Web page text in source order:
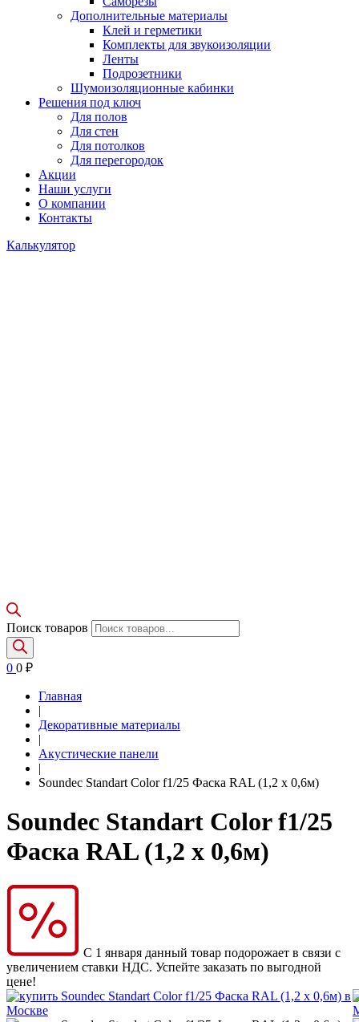
Дополнительные материалы
Клей и герметики
Комплекты для звукоизоляции
Ленты
Подрозетники
Шумоизоляционные кабинки
Решения под ключ
Для полов
Для стен
Для потолков
Для перегородок
Акции
Наши услуги
О компании
Контакты
Калькулятор
Поиск товаров
0 0 ₽
Главная
|
Декоративные материалы
|
Акустические панели
|
Soundec Standart Color f1/25 Фаска RAL (1,2 x 0,6м)
Soundec Standart Color f1/25
Фаска RAL (1,2 x 0,6м)
С 1 января данный товар подорожает в связи с
увеличением ставки НДС. Успейте заказать по выгодной
цене!